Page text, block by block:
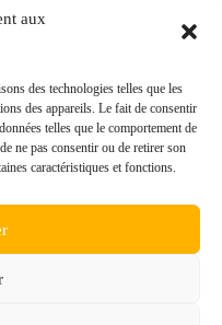
aux
des technologies telles que les
des appareils. Le fait de consentir
telles que le comportement de
ne pas consentir ou de retirer son
caractéristiques et fonctions.